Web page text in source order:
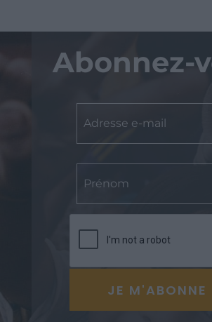
Abonnez-